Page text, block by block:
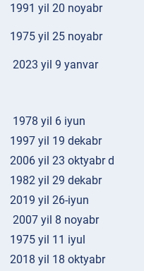
1991 yil 20 noyabr
1975 yil 25 noyabr
2023 yil 9 yanvar
1978 yil 6 iyun
1997 yil 19 dekabr
2006 yil 23 oktyabr d
1982 yil 29 dekabr
2019 yil 26-iyun
2007 yil 8 noyabr
1975 yil 11 iyul
2018 yil 18 oktyabr